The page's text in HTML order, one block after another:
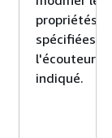
propriétés
spécifiées
l'écouteur
indiqué.